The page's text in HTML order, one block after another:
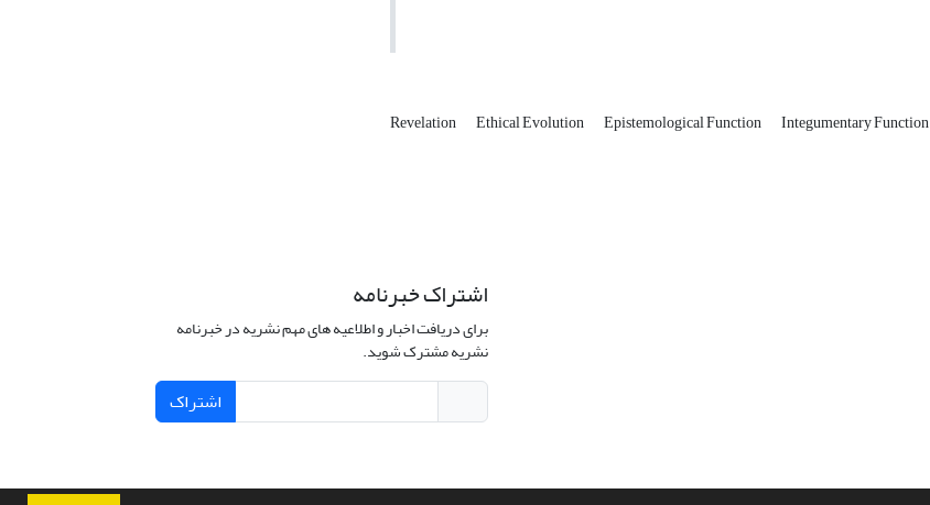
Revelation Ethical Evolution Epistemological Function Integumentary Function
اشتراک خبرنامه
برای دریافت اخبار و اطلاعیه های مهم نشریه در خبرنامه
نشریه مشترک شوید.
اشتراک